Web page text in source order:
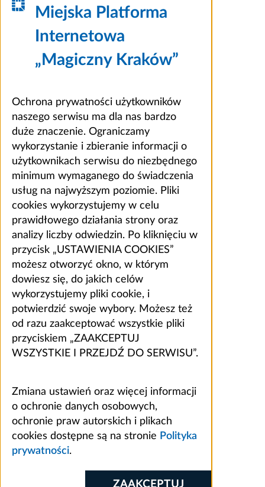
Miejska Platforma
Internetowa
„Magiczny Kraków”
Ochrona prywatności użytkowników
naszego serwisu ma dla nas bardzo
duże znaczenie. Ograniczamy
wykorzystanie i zbieranie informacji o
użytkownikach serwisu do niezbędnego
minimum wymaganego do świadczenia
usług na najwyższym poziomie. Pliki
cookies wykorzystujemy w celu
prawidłowego działania strony oraz
analizy liczby odwiedzin. Po kliknięciu w
przycisk „USTAWIENIA COOKIES”
możesz otworzyć okno, w którym
dowiesz się, do jakich celów
wykorzystujemy pliki cookie, i
potwierdzić swoje wybory. Możesz też
od razu zaakceptować wszystkie pliki
przyciskiem „ZAAKCEPTUJ
WSZYSTKIE I PRZEJDŹ DO SERWISU”.
Zmiana ustawień oraz więcej informacji
o ochronie danych osobowych,
ochronie praw autorskich i plikach
cookies dostępne są na stronie Polityka
prywatności.
ZAAKCEPTUJ